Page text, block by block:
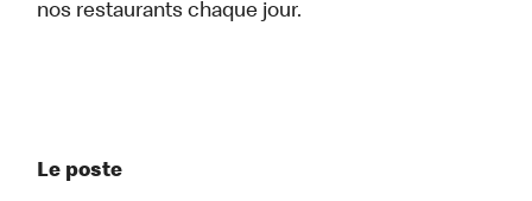
nos restaurants chaque jour.
Le poste